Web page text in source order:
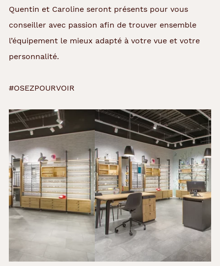
Quentin et Caroline seront présents pour vous
conseiller avec passion afin de trouver ensemble
l’équipement le mieux adapté à votre vue et votre
personnalité.
#OSEZPOURVOIR
Précédent
Suivant